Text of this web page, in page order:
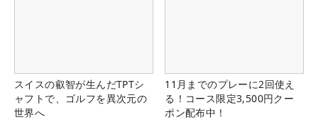
スイスの叡智が生んだTPTシ
ャフトで、ゴルフを異次元の
世界へ
11月までのプレーに2回使え
る！コース限定3,500円クー
ポン配布中！